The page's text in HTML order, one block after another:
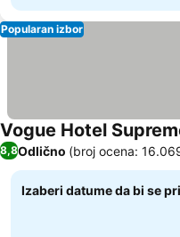
Popularan izbor
Vogue Hotel
8,8Odlično (broj ocena:
Izaberi datume da bi se